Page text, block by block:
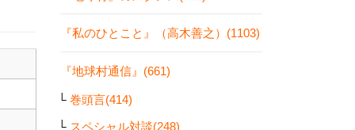
『私のひとこと』（高木善之）(1103)
『地球村通信』(661)
巻頭言(414)
スペシャル対談(248)